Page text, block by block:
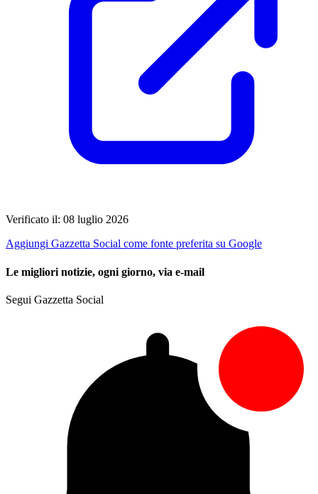
Verificato il: 08 luglio 2026
Aggiungi Gazzetta Social come fonte preferita su Google
Le migliori notizie, ogni giorno, via e-mail
Segui Gazzetta Social